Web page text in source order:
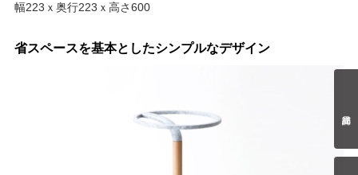
幅223ｘ奥行223ｘ高さ600
省スペースを基本としたシンプルなデザイン